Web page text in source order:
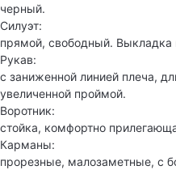
черный.
Силуэт:
прямой, свободный. Выкладка
Рукав:
с заниженной линией плеча,
увеличенной проймой.
Воротник:
стойка, комфортно
Карманы:
прорезные, малозаметные, с